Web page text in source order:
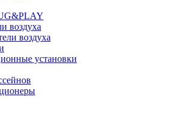
воздуха
воздуха
установки